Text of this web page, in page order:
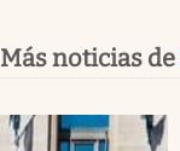
Más noticias de